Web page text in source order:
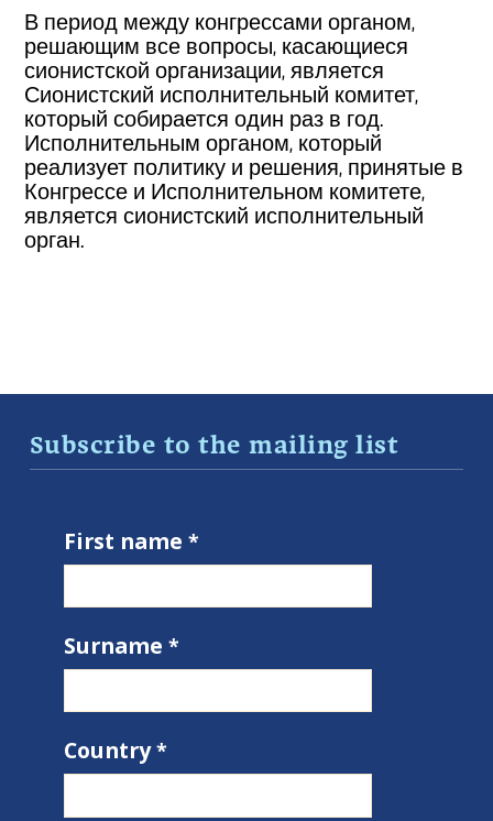
В период между конгрессами органом,
решающим все вопросы, касающиеся
сионистской организации, является
Сионистский исполнительный комитет,
который собирается один раз в год.
Исполнительным органом, который
реализует политику и решения, принятые в
Конгрессе и Исполнительном комитете,
является сионистский исполнительный
орган.
Subscribe to the mailing list
First name
Surname
Country